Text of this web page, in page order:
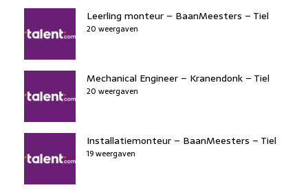
Leerling monteur – BaanMeesters – Tiel
20 weergaven
Mechanical Engineer – Kranendonk – Tiel
20 weergaven
Installatiemonteur – BaanMeesters – Tiel
19 weergaven